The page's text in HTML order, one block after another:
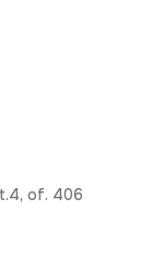
of. 406